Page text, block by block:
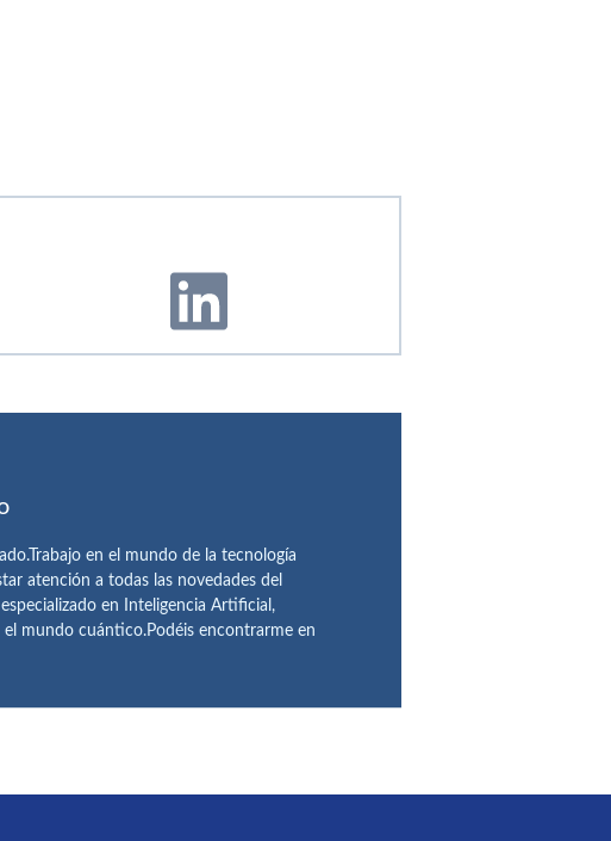
en el mundo de la tecnología
atención a todas las novedades del
en Inteligencia Artificial,
mundo cuántico.Podéis encontrarme en